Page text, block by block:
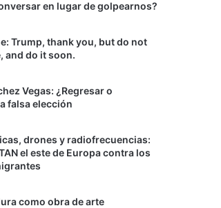
en lugar de golpearnos?
Trump, thank you, but do not
and do it soon.
Vegas: ¿Regresar o
falsa elección
drones y radiofrecuencias:
el este de Europa contra los
como obra de arte